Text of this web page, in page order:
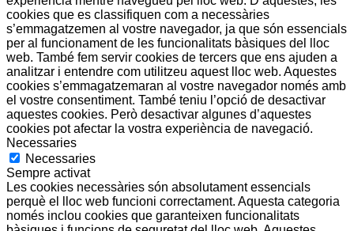
cookies que es classifiquen com a necessàries
s’emmagatzemen al vostre navegador, ja que són essencials
per al funcionament de les funcionalitats bàsiques del lloc
web. També fem servir cookies de tercers que ens ajuden a
analitzar i entendre com utilitzeu aquest lloc web. Aquestes
cookies s’emmagatzemaran al vostre navegador només amb
el vostre consentiment. També teniu l’opció de desactivar
aquestes cookies. Però desactivar algunes d’aquestes
cookies pot afectar la vostra experiència de navegació.
Necessaries
Necessaries
Sempre activat
Les cookies necessàries són absolutament essencials
perquè el lloc web funcioni correctament. Aquesta categoria
només inclou cookies que garanteixen funcionalitats